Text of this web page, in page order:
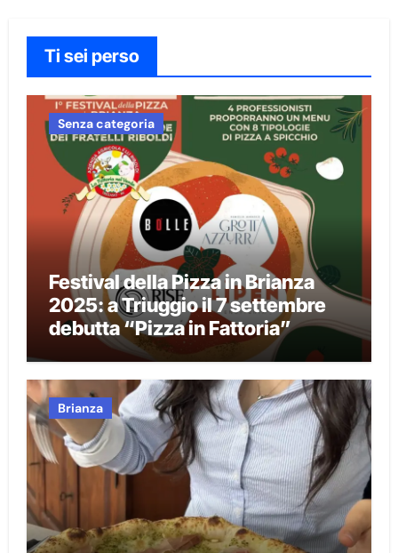
articoli
Ti sei perso
Senza categoria
Festival della Pizza in Brianza
2025: a Triuggio il 7 settembre
debutta “Pizza in Fattoria”
Brianza